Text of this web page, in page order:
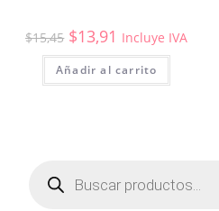
$15,45 $13,91 Incluye IVA
Añadir al carrito
productos